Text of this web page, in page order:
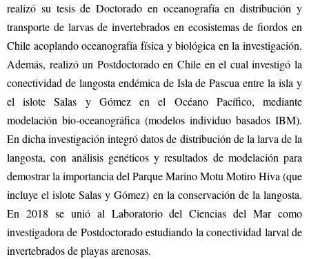
realizó su tesis de Doctorado en oceanografía en distribución y
transporte de larvas de invertebrados en ecosistemas de fiordos en
Chile acoplando oceanografía física y biológica en la investigación.
Además, realizó un Postdoctorado en Chile en el cual investigó la
conectividad de langosta endémica de Isla de Pascua entre la isla y
el islote Salas y Gómez en el Océano Pacífico, mediante
modelación bio-oceanográfica (modelos individuo basados IBM).
En dicha investigación integró datos de distribución de la larva de la
langosta, con análisis genéticos y resultados de modelación para
demostrar la importancia del Parque Marino Motu Motiro Hiva (que
incluye el islote Salas y Gómez) en la conservación de la langosta.
En 2018 se unió al Laboratorio del Ciencias del Mar como
investigadora de Postdoctorado estudiando la conectividad larval de
invertebrados de playas arenosas.